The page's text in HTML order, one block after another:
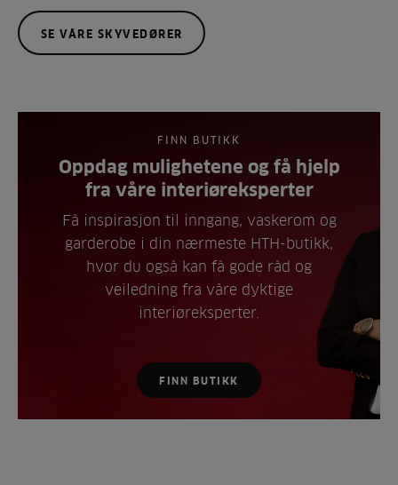
SE VÅRE SKYVEDØRER
FINN BUTIKK
Oppdag mulighetene og få hjelp
fra våre interiøreksperter
Få inspirasjon til inngang, vaskerom og
garderobe i din nærmeste HTH-butikk,
hvor du også kan få gode råd og
veiledning fra våre dyktige
interiøreksperter.
FINN BUTIKK